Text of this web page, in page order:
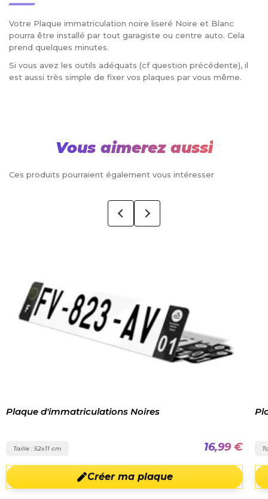
Votre Plaque immatriculation noire liseré Noire et Blanc
pourra être installé par tout garagiste ou centre auto. Cela
prend quelques minutes.
Si vous avez les outils adéquats (cf question précédente), il
est aussi très simple de fixer vos plaques par vous même.
Vous aimerez aussi
Ces produits pourraient également vous intéresser
Plaque d'immatriculations Noires
Taille : 52x11 cm 16,99 €
Créer ma plaque